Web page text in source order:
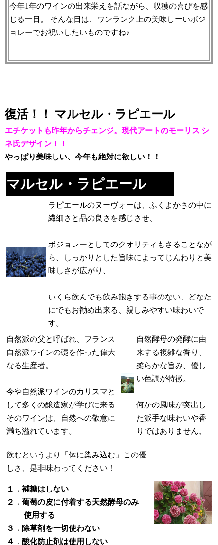
今年1年のワインの出来栄えを話ながら、収穫の喜びを感
じる一日。 そんな日は、ワンランク上の美味しーいボジ
ョレーでお祝いしたいものですね♪
復活！！ マルセル・ラピエール
エチケットも昨年からチェンジ。現代アートのモーリス シ
ネ氏デザイン！！
やっぱり美味しい、今年も絶対に欲しい！！
マルセル・ラピエール
ラピエールのヌーヴォーは、ふくよかさの中に
繊細さと品の良さを感じさせ、
ボジョレーとしてのクオリティもさることなが
ら、しっかりとした旨味によってじんわりと美
味しさが広がり、
いくら飲んでも飲み飽きする事のない、どなた
にでもお勧め出来る、親しみやすい味わいで
す。
自然派の父と呼ばれ、フランス
自然派ワインの礎を作った偉大
なる生産者。
今や自然派ワインのカリスマと
して多くの醸造家が学びに来る
そのワインは、自然への敬意に
満ち溢れています。
自然酵母の発酵に由
来する複雑な香り、
柔らかな旨み、優し
い色調が特徴。
何かの風味が突出し
た派手な味わいや香
りではありません。
飲むというより「体に染み込む」この優
しさ、是非味わってください！
１．補糖はしない
２．葡萄の皮に付着する天然酵母のみ
使用する
３．除草剤を一切使わない
４．酸化防止剤は使用しない